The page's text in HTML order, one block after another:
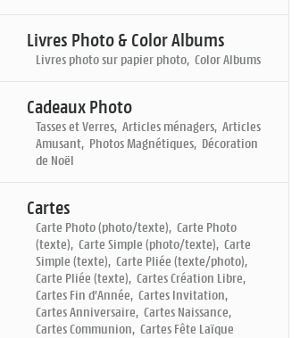
Livres Photo & Color Albums
Livres photo sur papier photo, Color Albums
Cadeaux Photo
Tasses et Verres, Articles ménagers, Articles
Amusant, Photos Magnétiques, Décoration
de Noël
Cartes
Carte Photo (photo/texte), Carte Photo
(texte), Carte Simple (photo/texte), Carte
Simple (texte), Carte Pliée (texte/photo),
Carte Pliée (texte), Cartes Création Libre,
Cartes Fin d'Année, Cartes Invitation,
Cartes Anniversaire, Cartes Naissance,
Cartes Communion, Cartes Fête Laïque